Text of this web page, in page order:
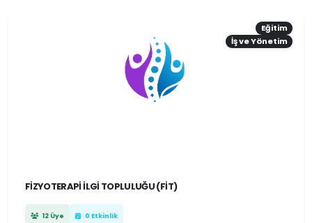
Eğitim
İş ve Yönetim
FIZYOTERAPI İLGI TOPLULUĞU (FİT)
12 Üye 0 Etkinlik